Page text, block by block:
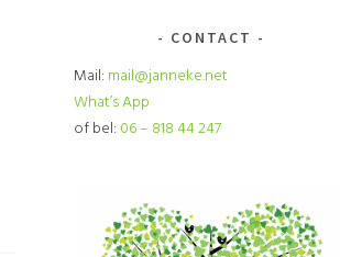
CONTACT
Mail: mail@janneke.net
What’s App
of bel: 06 – 818 44 247